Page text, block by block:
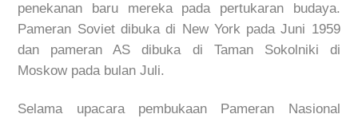
penekanan baru mereka pada pertukaran budaya.
Pameran Soviet dibuka di New York pada Juni 1959
dan pameran AS dibuka di Taman Sokolniki di
Moskow pada bulan Juli.
Selama upacara pembukaan Pameran Nasional